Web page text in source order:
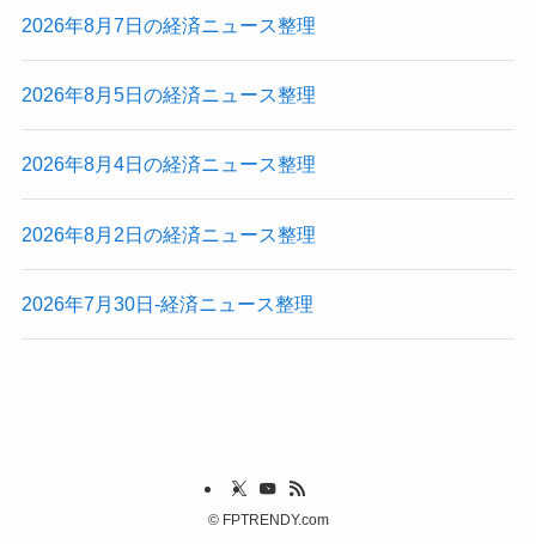
2026年8月7日の経済ニュース整理
2026年8月5日の経済ニュース整理
2026年8月4日の経済ニュース整理
2026年8月2日の経済ニュース整理
2026年7月30日-経済ニュース整理
©FPTRENDY.com